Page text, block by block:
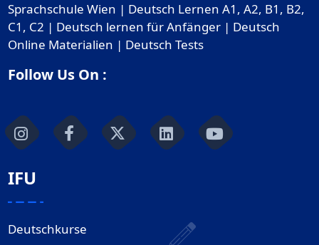
Sprachschule Wien | Deutsch Lernen A1, A2, B1, B2,
C1, C2 | Deutsch lernen für Anfänger | Deutsch
Online Materialien | Deutsch Tests
Follow Us On :
IFU
Deutschkurse